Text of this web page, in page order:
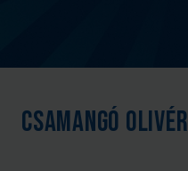
Csamangó Olivér